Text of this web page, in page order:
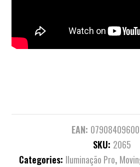
EAN:
SKU: 2065
Categories: Iluminação Pro,